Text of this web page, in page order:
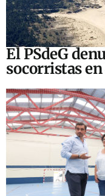
El PSdeG
socorristas